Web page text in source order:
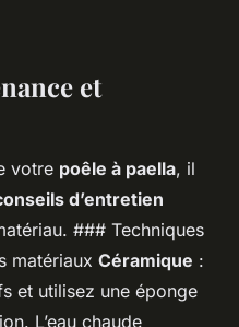
et
votre poêle à paella, il
d’entretien
### Techniques
matériaux Céramique :
et utilisez une éponge
L’eau chaude